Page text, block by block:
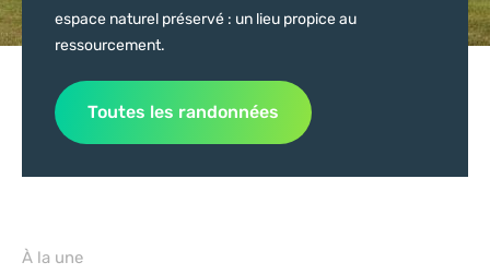
À la une
espace naturel préservé : un lieu propice au
ressourcement.
Toutes les randonnées